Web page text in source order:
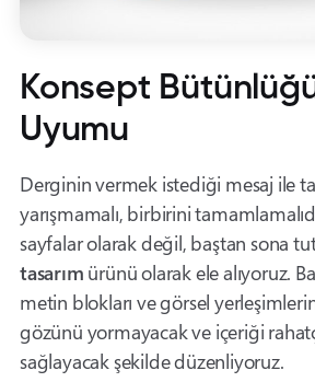
Konsept
Uyumu
Derginin vermek istediği mesaj ile
yarışmamalı, birbirini
sayfalar olarak değil, baştan sona
tasarım ürünü olarak ele alıyoruz.
metin blokları ve görsel
gözünü yormayacak ve içeriği
sağlayacak şekilde düzenliyoruz.